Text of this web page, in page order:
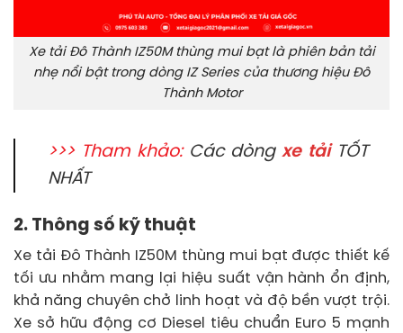
Xe tải Đô Thành IZ50M thùng mui bạt là phiên bản tải
nhẹ nổi bật trong dòng IZ Series của thương hiệu Đô
Thành Motor
>>> Tham khảo:Các dòngxe tảiTỐT
NHẤT
2. Thông số kỹ thuật
Xe tải Đô Thành IZ50M thùng mui bạt được thiết kế
tối ưu nhằm mang lại hiệu suất vận hành ổn định,
khả năng chuyên chở linh hoạt và độ bền vượt trội.
Xe sở hữu động cơ Diesel tiêu chuẩn Euro 5 mạnh